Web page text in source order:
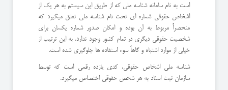
است به نام سامانه شناسه ملی که از طریق این سیستم به هر یک از
اشخاص حقوقی شماره ای تحت نام شناسه ملی تعلق میگیرد که
منحصراً مربوط به آن بوده و امکان صدور شماره یکسان برای
شخصیت حقوقی دیگری در تمام کشور وجود ندارد. به این ترتیب از
خیلی از موارد اشتباه و گاهاً سوء استفاده ها جلوگیری شده است.
شناسه ملی اشخاص حقوقی، کدی یازده رقمی است که توسط
سازمان ثبت اسناد به هر شخص حقوقی اختصاص میگیرد.